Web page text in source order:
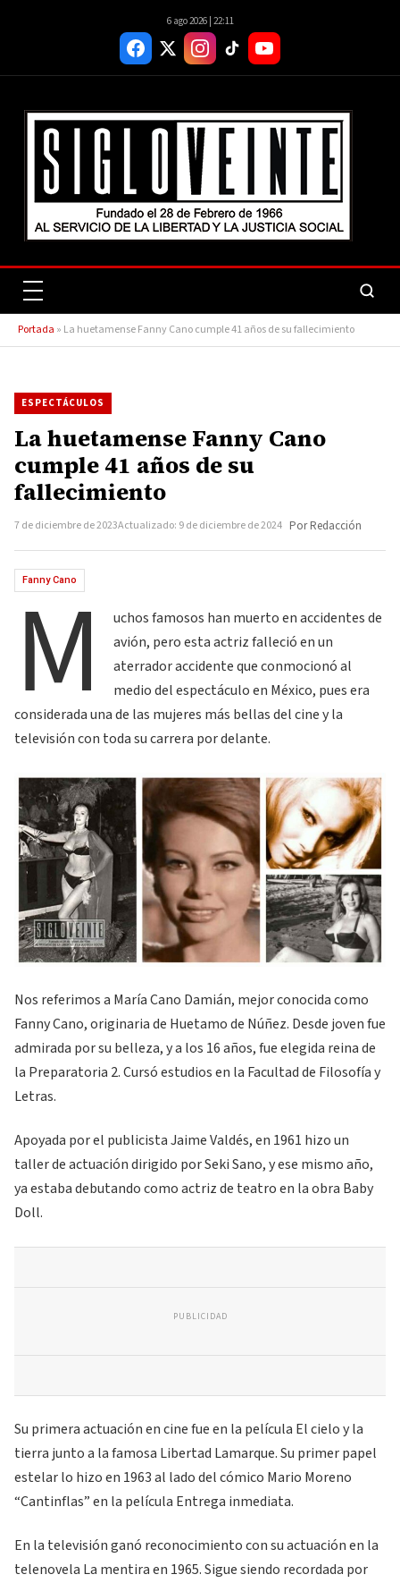
6 ago 2026 | 22:11
Portada » La huetamense Fanny Cano cumple 41 años de su fallecimiento
ESPECTÁCULOS
La huetamense Fanny Cano
cumple 41 años de su
fallecimiento
7 de diciembre de 2023Actualizado: 9 de diciembre de 2024 Por Redacción
Fanny Cano
M
uchos famosos han muerto en accidentes de
avión, pero esta actriz falleció en un
aterrador accidente que conmocionó al
medio del espectáculo en México, pues era
considerada una de las mujeres más bellas del cine y la
televisión con toda su carrera por delante.
Nos referimos a María Cano Damián, mejor conocida como
Fanny Cano, originaria de Huetamo de Núñez. Desde joven fue
admirada por su belleza, y a los 16 años, fue elegida reina de
la Preparatoria 2. Cursó estudios en la Facultad de Filosofía y
Letras.
Apoyada por el publicista Jaime Valdés, en 1961 hizo un
taller de actuación dirigido por Seki Sano, y ese mismo año,
ya estaba debutando como actriz de teatro en la obra Baby
Doll.
PUBLICIDAD
Su primera actuación en cine fue en la película El cielo y la
tierra junto a la famosa Libertad Lamarque. Su primer papel
estelar lo hizo en 1963 al lado del cómico Mario Moreno
“Cantinflas” en la película Entrega inmediata.
En la televisión ganó reconocimiento con su actuación en la
telenovela La mentira en 1965. Sigue siendo recordada por